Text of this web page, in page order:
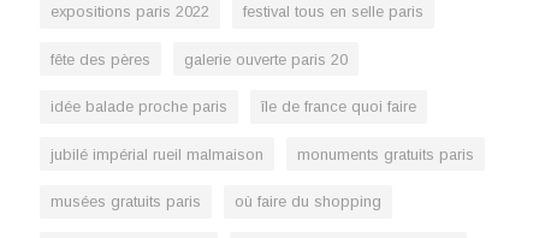
expositions paris 2022 festival tous en selle paris
fête des pères galerie ouverte paris 20
idée balade proche paris île de france quoi faire
jubilé impérial rueil malmaison monuments gratuits paris
musées gratuits paris où faire du shopping